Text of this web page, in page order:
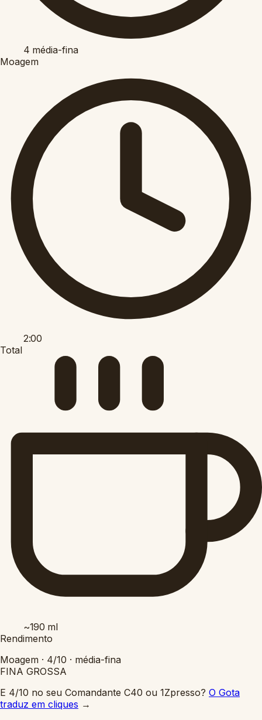
4 média-fina
Moagem
2:00
Total
~190 ml
Rendimento
Moagem · 4/10 · média-fina
FINA GROSSA
E 4/10 no seu Comandante C40 ou 1Zpresso? O Gota
traduz em cliques →